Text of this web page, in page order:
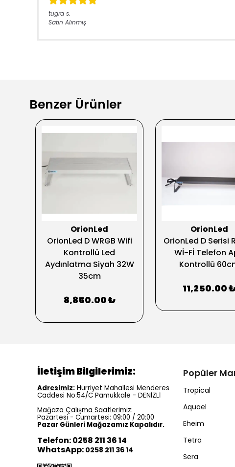
tugra s.
Satın Alınmış
Benzer Ürünler
OrionLed
OrionLed D WRGB Wifi
Kontrollü Led
Aydınlatma Siyah 32W
35cm
8,850.00 ₺
OrionLed
OrionLed D Serisi
Wİ-Fİ Telefon
Kontrollü
11,250.00
Popüler
Tropical
Aquael
Eheim
Tetra
Sera
İletişim Bilgilerimiz:
Adresimiz: Hürriyet Mahallesi Menderes
Caddesi No:54/C Pamukkale - DENİZLİ
Mağaza Çalışma Saatlerimiz:
Pazartesi - Cumartesi: 09:00 / 20:00
Pazar Günleri Mağazamız Kapalıdır.
Telefon: 0258 211 36 14
WhatsApp: 0258 211 36 14